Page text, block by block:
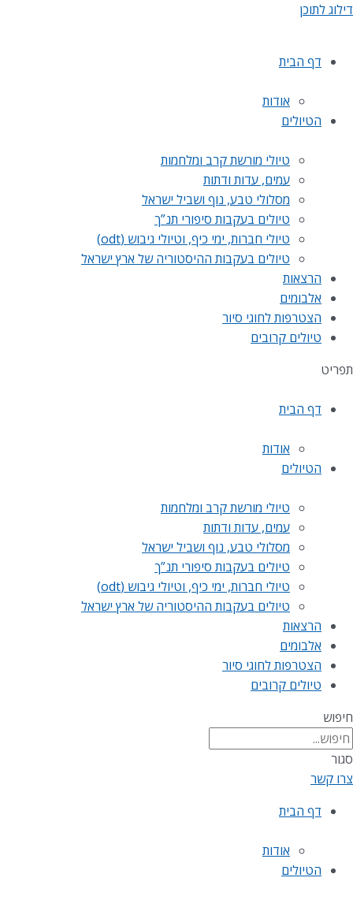
דילוג לתוכן
דף הבית
אודות
הטיולים
טיולי מורשת קרב ומלחמות
עמים, עדות ודתות
מסלולי טבע, נוף ושביל ישראל
טיולים בעקבות סיפורי תנ”ך
טיולי חברות, ימי כיף, וטיולי גיבוש (odt)
טיולים בעקבות ההיסטוריה של ארץ ישראל
הרצאות
אלבומים
הצטרפות לחוגי סיור
טיולים קרובים
תפריט
דף הבית
אודות
הטיולים
טיולי מורשת קרב ומלחמות
עמים, עדות ודתות
מסלולי טבע, נוף ושביל ישראל
טיולים בעקבות סיפורי תנ”ך
טיולי חברות, ימי כיף, וטיולי גיבוש (odt)
טיולים בעקבות ההיסטוריה של ארץ ישראל
הרצאות
אלבומים
הצטרפות לחוגי סיור
טיולים קרובים
חיפוש
סגור
צרו קשר
דף הבית
אודות
הטיולים